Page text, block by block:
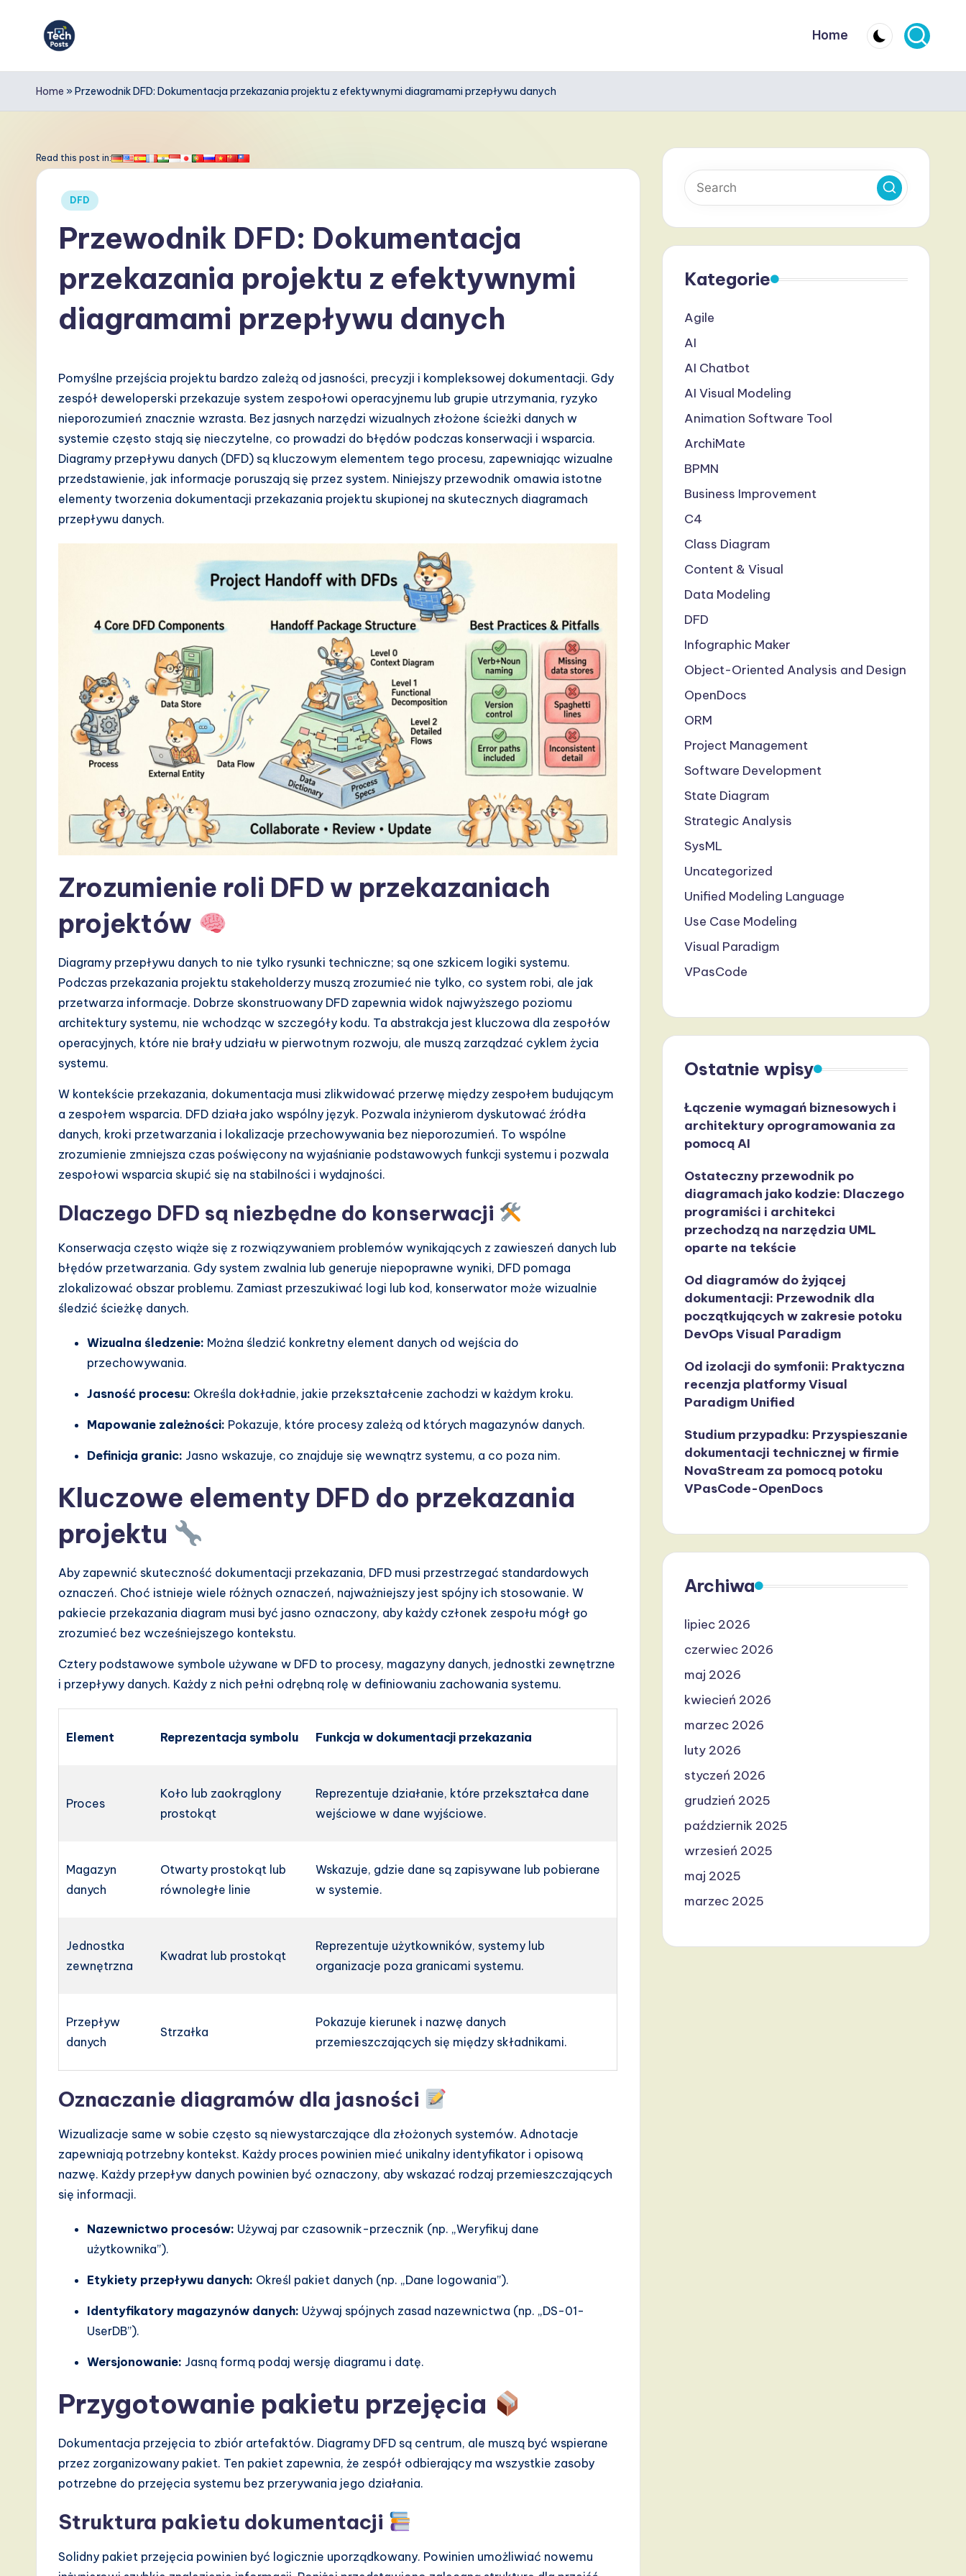
T
e
h
ft
w
Home
Home » Przewodnik DFD: Dokumentacja przekazania projektu z efektywnymi diagramami przepływu danych
Read this post in:
Posted
DFD
Przewodnik DFD: Dokumentacja
przekazania projektu z efektywnymi
diagramami przepływu danych
Pomyślne przejścia projektu bardzo zależą od jasności, precyzji i kompleksowej dokumentacji. Gdy
zespół deweloperski przekazuje system zespołowi operacyjnemu lub grupie utrzymania, ryzyko
nieporozumień znacznie wzrasta. Bez jasnych narzędzi wizualnych złożone ścieżki danych w
systemie często stają się nieczytelne, co prowadzi do błędów podczas konserwacji i wsparcia.
Diagramy przepływu danych (DFD) są kluczowym elementem tego procesu, zapewniając wizualne
przedstawienie, jak informacje poruszają się przez system. Niniejszy przewodnik omawia istotne
elementy tworzenia dokumentacji przekazania projektu skupionej na skutecznych diagramach
przepływu danych.
Zrozumienie roli DFD w przekazaniach
projektów
Diagramy przepływu danych to nie tylko rysunki techniczne; są one szkicem logiki systemu.
Podczas przekazania projektu stakeholderzy muszą zrozumieć nie tylko, co system robi, ale jak
przetwarza informacje. Dobrze skonstruowany DFD zapewnia widok najwyższego poziomu
architektury systemu, nie wchodząc w szczegóły kodu. Ta abstrakcja jest kluczowa dla zespołów
operacyjnych, które nie brały udziału w pierwotnym rozwoju, ale muszą zarządzać cyklem życia
systemu.
W kontekście przekazania, dokumentacja musi zlikwidować przerwę między zespołem budującym
a zespołem wsparcia. DFD działa jako wspólny język. Pozwala inżynierom dyskutować źródła
danych, kroki przetwarzania i lokalizacje przechowywania bez nieporozumień. To wspólne
zrozumienie zmniejsza czas poświęcony na wyjaśnianie podstawowych funkcji systemu i pozwala
zespołowi wsparcia skupić się na stabilności i wydajności.
Dlaczego DFD są niezbędne do konserwacji
Konserwacja często wiąże się z rozwiązywaniem problemów wynikających z zawieszeń danych lub
błędów przetwarzania. Gdy system zwalnia lub generuje niepoprawne wyniki, DFD pomaga
zlokalizować obszar problemu. Zamiast przeszukiwać logi lub kod, konserwator może wizualnie
śledzić ścieżkę danych.
Wizualna śledzenie: Można śledzić konkretny element danych od wejścia do
przechowywania.
Jasność procesu: Określa dokładnie, jakie przekształcenie zachodzi w każdym kroku.
Mapowanie zależności: Pokazuje, które procesy zależą od których magazynów danych.
Definicja granic: Jasno wskazuje, co znajduje się wewnątrz systemu, a co poza nim.
Kluczowe elementy DFD do przekazania
projektu
Aby zapewnić skuteczność dokumentacji przekazania, DFD musi przestrzegać standardowych
oznaczeń. Choć istnieje wiele różnych oznaczeń, najważniejszy jest spójny ich stosowanie. W
pakiecie przekazania diagram musi być jasno oznaczony, aby każdy członek zespołu mógł go
zrozumieć bez wcześniejszego kontekstu.
Cztery podstawowe symbole używane w DFD to procesy, magazyny danych, jednostki zewnętrzne
i przepływy danych. Każdy z nich pełni odrębną rolę w definiowaniu zachowania systemu.
Element Reprezentacja symbolu Funkcja w dokumentacji przekazania
Proces
Koło lub zaokrąglony
prostokąt
Reprezentuje działanie, które przekształca dane
wejściowe w dane wyjściowe.
Magazyn
danych
Otwarty prostokąt lub
równoległe linie
Wskazuje, gdzie dane są zapisywane lub pobierane
w systemie.
Jednostka
zewnętrzna
Kwadrat lub prostokąt
Reprezentuje użytkowników, systemy lub
organizacje poza granicami systemu.
Przepływ
danych
Strzałka
Pokazuje kierunek i nazwę danych
przemieszczających się między składnikami.
Oznaczanie diagramów dla jasności
Wizualizacje same w sobie często są niewystarczające dla złożonych systemów. Adnotacje
zapewniają potrzebny kontekst. Każdy proces powinien mieć unikalny identyfikator i opisową
nazwę. Każdy przepływ danych powinien być oznaczony, aby wskazać rodzaj przemieszczających
się informacji.
Nazewnictwo procesów: Używaj par czasownik-przecznik (np. „Weryfikuj dane
użytkownika”).
Etykiety przepływu danych: Określ pakiet danych (np. „Dane logowania”).
Identyfikatory magazynów danych: Używaj spójnych zasad nazewnictwa (np. „DS-01-
UserDB”).
Wersjonowanie: Jasną formą podaj wersję diagramu i datę.
Przygotowanie pakietu przejęcia
Dokumentacja przejęcia to zbiór artefaktów. Diagramy DFD są centrum, ale muszą być wspierane
przez zorganizowany pakiet. Ten pakiet zapewnia, że zespół odbierający ma wszystkie zasoby
potrzebne do przejęcia systemu bez przerywania jego działania.
Struktura pakietu dokumentacji
Solidny pakiet przejęcia powinien być logicznie uporządkowany. Powinien umożliwiać nowemu
Kategorie
Agile
AI
AI Chatbot
AI Visual Modeling
Animation Software Tool
ArchiMate
BPMN
Business Improvement
C4
Class Diagram
Content & Visual
Data Modeling
DFD
Infographic Maker
Object-Oriented Analysis and Design
OpenDocs
ORM
Project Management
Software Development
State Diagram
Strategic Analysis
SysML
Uncategorized
Unified Modeling Language
Use Case Modeling
Visual Paradigm
VPasCode
Ostatnie wpisy
Łączenie wymagań biznesowych i
architektury oprogramowania za
pomocą AI
Ostateczny przewodnik po
diagramach jako kodzie: Dlaczego
programiści i architekci
przechodzą na narzędzia UML
oparte na tekście
Od diagramów do żyjącej
dokumentacji: Przewodnik dla
początkujących w zakresie potoku
DevOps Visual Paradigm
Od izolacji do symfonii: Praktyczna
recenzja platformy Visual
Paradigm Unified
Studium przypadku: Przyspieszanie
dokumentacji technicznej w firmie
NovaStream za pomocą potoku
VPasCode-OpenDocs
Archiwa
lipiec 2026
czerwiec 2026
maj 2026
kwiecień 2026
marzec 2026
luty 2026
styczeń 2026
grudzień 2025
październik 2025
wrzesień 2025
maj 2025
marzec 2025